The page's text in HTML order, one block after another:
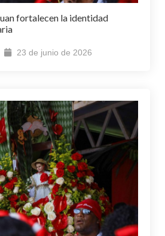
fortalecen la identidad
23 de junio de 2026